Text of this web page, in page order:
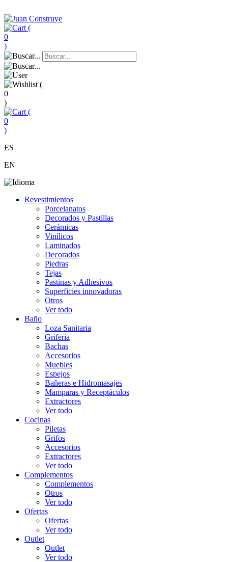
(
0
)
(
0
)
(
0
)
ES
EN
Revestimientos
Porcelanatos
Decorados y Pastillas
Cerámicas
Vinílicos
Laminados
Decorados
Piedras
Tejas
Pastinas y Adhesivos
Superficies innovadoras
Otros
Ver todo
Baño
Loza Sanitaria
Griferia
Bachas
Accesorios
Muebles
Espejos
Bañeras e Hidromasajes
Mamparas y Receptáculos
Extractores
Ver todo
Cocinas
Piletas
Grifos
Accesorios
Extractores
Ver todo
Complementos
Complementos
Otros
Ver todo
Ofertas
Ofertas
Ver todo
Outlet
Outlet
Ver todo